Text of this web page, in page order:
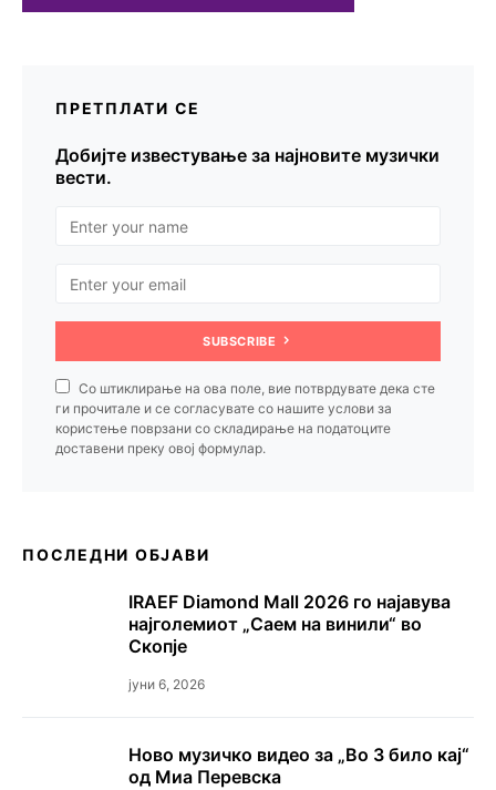
ПРЕТПЛАТИ СЕ
Добијте известување за најновите музички
вести.
SUBSCRIBE
Со штиклирање на ова поле, вие потврдувате дека сте
ги прочитале и се согласувате со нашите услови за
користење поврзани со складирање на податоците
доставени преку овој формулар.
ПОСЛЕДНИ ОБЈАВИ
IRAEF Diamond Mall 2026 го најавува
најголемиот „Саем на винили“ во
Скопје
јуни 6, 2026
Ново музичко видео за „Во 3 било кај“
од Миа Перевска